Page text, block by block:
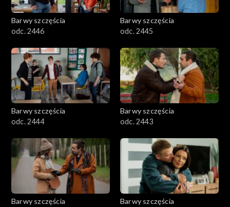
Barwy szczęścia
odc. 2446
Barwy szczęścia
odc. 2445
Barwy szczęścia
odc. 2444
Barwy szczęścia
odc. 2443
Barwy szczęścia
Barwy szczęścia